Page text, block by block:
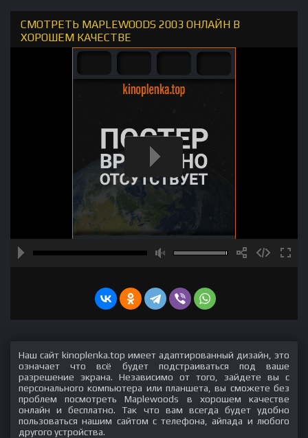
СМОТРЕТЬ MAPLEWOODS 2003 ОНЛАЙН В
ХОРОШЕМ КАЧЕСТВЕ
Наш сайт kinoplenka.top имеет адаптированный дизайн, это
означает что всё будет подстраиваться под ваше
разрешение экрана. Независимо от того, зайдете вы с
персонального компьютера или планшета, вы сможете без
проблем посмотреть Maplewoods в хорошем качестве
онлайн и бесплатно. Так что вам всегда будет удобно
пользоваться нашим сайтом с телефона, айпада и любого
другого устройства.